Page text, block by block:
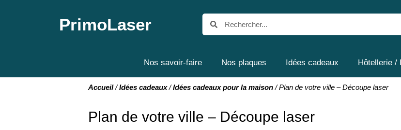
PrimoLaser
Nos savoir-faire Nos plaques Idées cadeaux Hôtellerie /
Accueil/Idées cadeaux/Idées cadeaux pour la maison/ Plan de votre ville – Découpe laser
Plan de votre ville – Découpe laser